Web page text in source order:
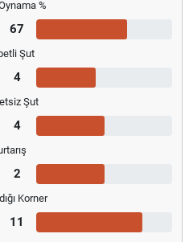
%
67
Şut
4
Şut
4
2
Korner
11